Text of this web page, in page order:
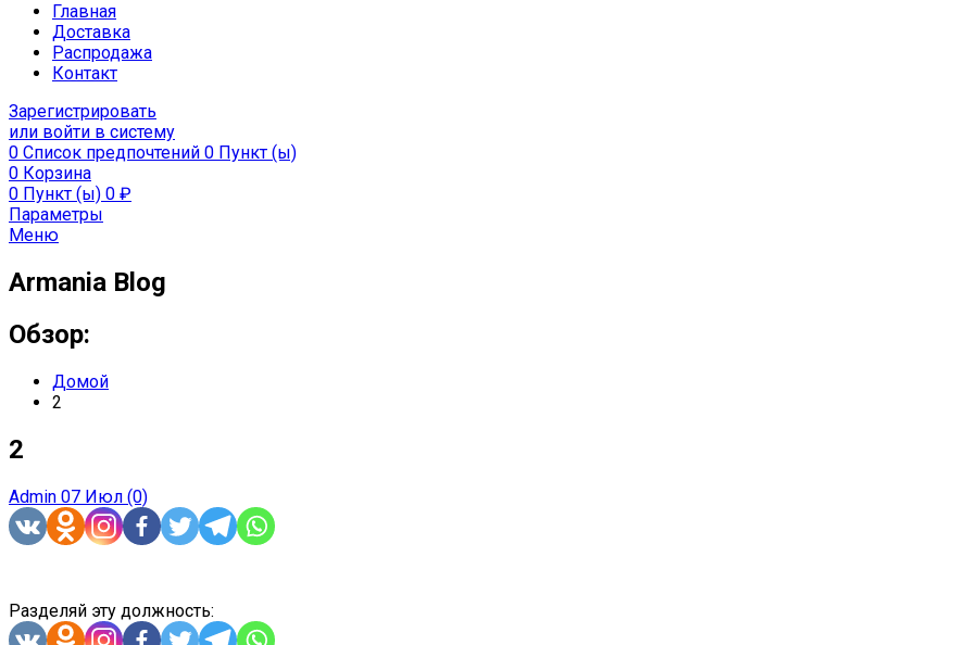
Главная
Доставка
Распродажа
Контакт
Зарегистрировать
или войти в систему
0 Список предпочтений 0 Пункт (ы)
0 Корзина
0 Пункт (ы) 0 ₽
Параметры
Меню
Armania Blog
Обзор:
Домой
2
2
Admin 07 Июл (0)
Разделяй эту должность: